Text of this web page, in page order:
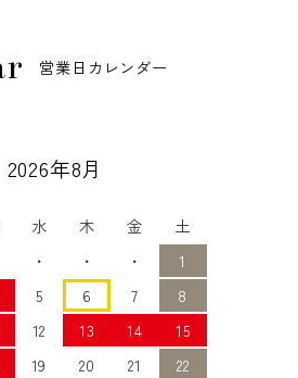
営業日カレンダー
2026年8月
水 木 金
土
・ ・ ・
1
5 6 7
8
12 13 14
15
19 20 21
22